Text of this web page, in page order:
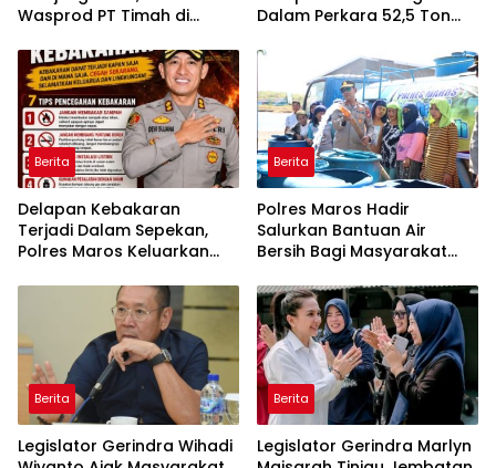
Wasprod PT Timah di
Dalam Perkara 52,5 Ton
Belitung
Berita
Delapan Kebakaran
Terjadi Dalam Sepekan,
Polres Maros Keluarkan
Masyarakat
Berita
Polres Maros Hadir
Salurkan Bantuan Air
Bersih Bagi Masyarakat
Di Maros
Berita
Legislator Gerindra Wihadi
Berita
Legislator Gerindra Marlyn